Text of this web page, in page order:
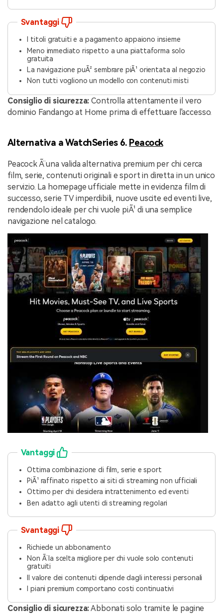
Svantaggi
I titoli gratuiti e a pagamento appaiono insieme
Meno immediato rispetto a una piattaforma solo
gratuita
La navigazione puÃ² sembrare piÃ¹ orientata al negozio
Non tutti vogliono un modello con contenuti misti
Consiglio di sicurezza: Controlla attentamente il vero
dominio Fandango at Home prima di effettuare l'accesso.
Alternativa a WatchSeries 6. Peacock
Peacock Ã¨ una valida alternativa premium per chi cerca
film, serie, contenuti originali e sport in diretta in un unico
servizio. La homepage ufficiale mette in evidenza film di
successo, serie TV imperdibili, nuove uscite ed eventi live,
rendendolo ideale per chi vuole piÃ¹ di una semplice
navigazione nel catalogo.
Vantaggi
Ottima combinazione di film, serie e sport
PiÃ¹ raffinato rispetto ai siti di streaming non ufficiali
Ottimo per chi desidera intrattenimento ed eventi
Ben adatto agli utenti di streaming regolari
Svantaggi
Richiede un abbonamento
Non Ã¨ la scelta migliore per chi vuole solo contenuti
gratuiti
Il valore dei contenuti dipende dagli interessi personali
I piani premium comportano costi continuativi
Consiglio di sicurezza:Abbonati solo tramite le pagine